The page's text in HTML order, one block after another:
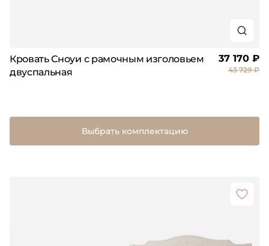
Кровать Сноуи с рамочным изголовьем
двуспальная
37 170 ₽
43 729 ₽
Выбрать комплектацию